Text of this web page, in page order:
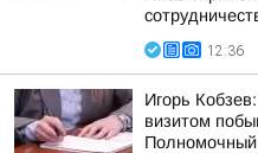
12:36
Игорь
визитом
Полномочный